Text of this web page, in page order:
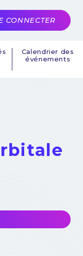
Calendrier des
événements
CONNECTER